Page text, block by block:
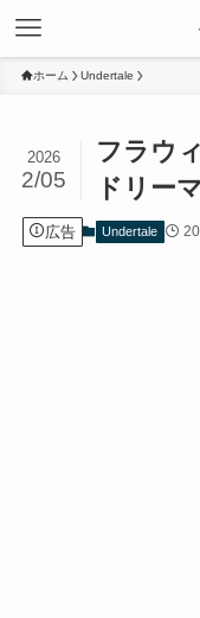
ホーム Undertale
フラウ
ドリー
2026
2/05
広告 Undertale